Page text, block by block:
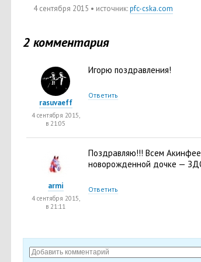
4 сентября 2015 • источник:pfc-cska.com
2 комментария
Игорю поздравления!
Ответить
rasuvaeff
4 сентября 2015,
в 21:05
Поздравляю!!! Всем
новорожденной дочке —
Ответить
armi
4 сентября 2015,
в 21:11